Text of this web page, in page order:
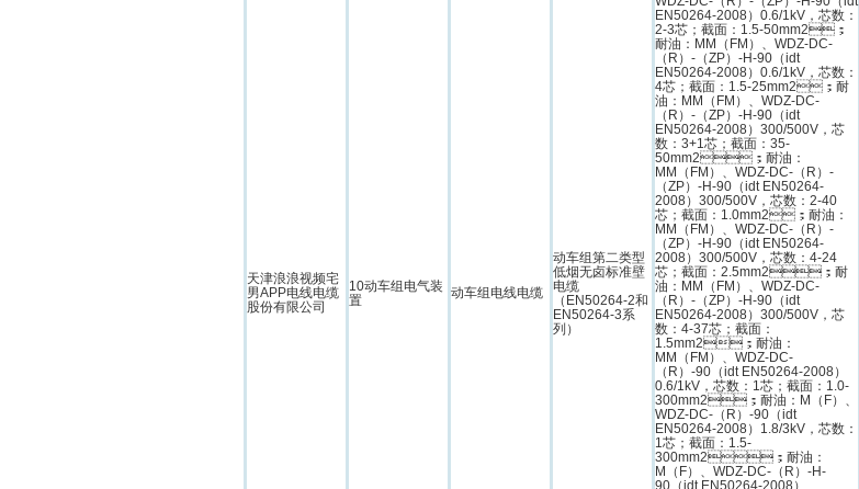
天津浪浪视频宅
男APP电线电缆
股份有限公司
10动车组电气装
置
动车组电线电缆
动车组第二类型
低烟无卤标准壁
电缆
（EN50264-2和
EN50264-3系
列）
EN50264-2008）0.6/1kV，芯数：
2-3芯；截面：1.5-50mm2；
耐油：MM（FM）、WDZ-DC-
（R）-（ZP）-H-90（idt
EN50264-2008）0.6/1kV，芯数：
4芯；截面：1.5-25mm2；耐
油：MM（FM）、WDZ-DC-
（R）-（ZP）-H-90（idt
EN50264-2008）300/500V，芯
数：3+1芯；截面：35-
50mm2；耐油：
MM（FM）、WDZ-DC-（R）-
（ZP）-H-90（idt EN50264-
2008）300/500V，芯数：2-40
芯；截面：1.0mm2；耐油：
MM（FM）、WDZ-DC-（R）-
（ZP）-H-90（idt EN50264-
2008）300/500V，芯数：4-24
芯；截面：2.5mm2；耐
油：MM（FM）、WDZ-DC-
（R）-（ZP）-H-90（idt
EN50264-2008）300/500V，芯
数：4-37芯；截面：
1.5mm2；耐油：
MM（FM）、WDZ-DC-
（R）-90（idt EN50264-2008）
0.6/1kV，芯数：1芯；截面：1.0-
300mm2；耐油：M（F）、
WDZ-DC-（R）-90（idt
EN50264-2008）1.8/3kV，芯数：
1芯；截面：1.5-
300mm2；耐油：
M（F）、WDZ-DC-（R）-H-